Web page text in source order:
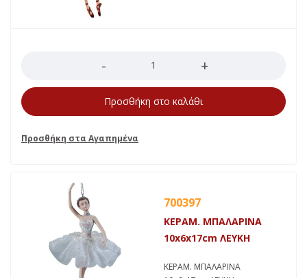
Προσθήκη στο καλάθι
700397
ΚΕΡΑΜ. ΜΠΑΛΑΡΙΝΑ
10x6x17cm ΛΕΥΚΗ
ΚΕΡΑΜ. ΜΠΑΛΑΡΙΝΑ